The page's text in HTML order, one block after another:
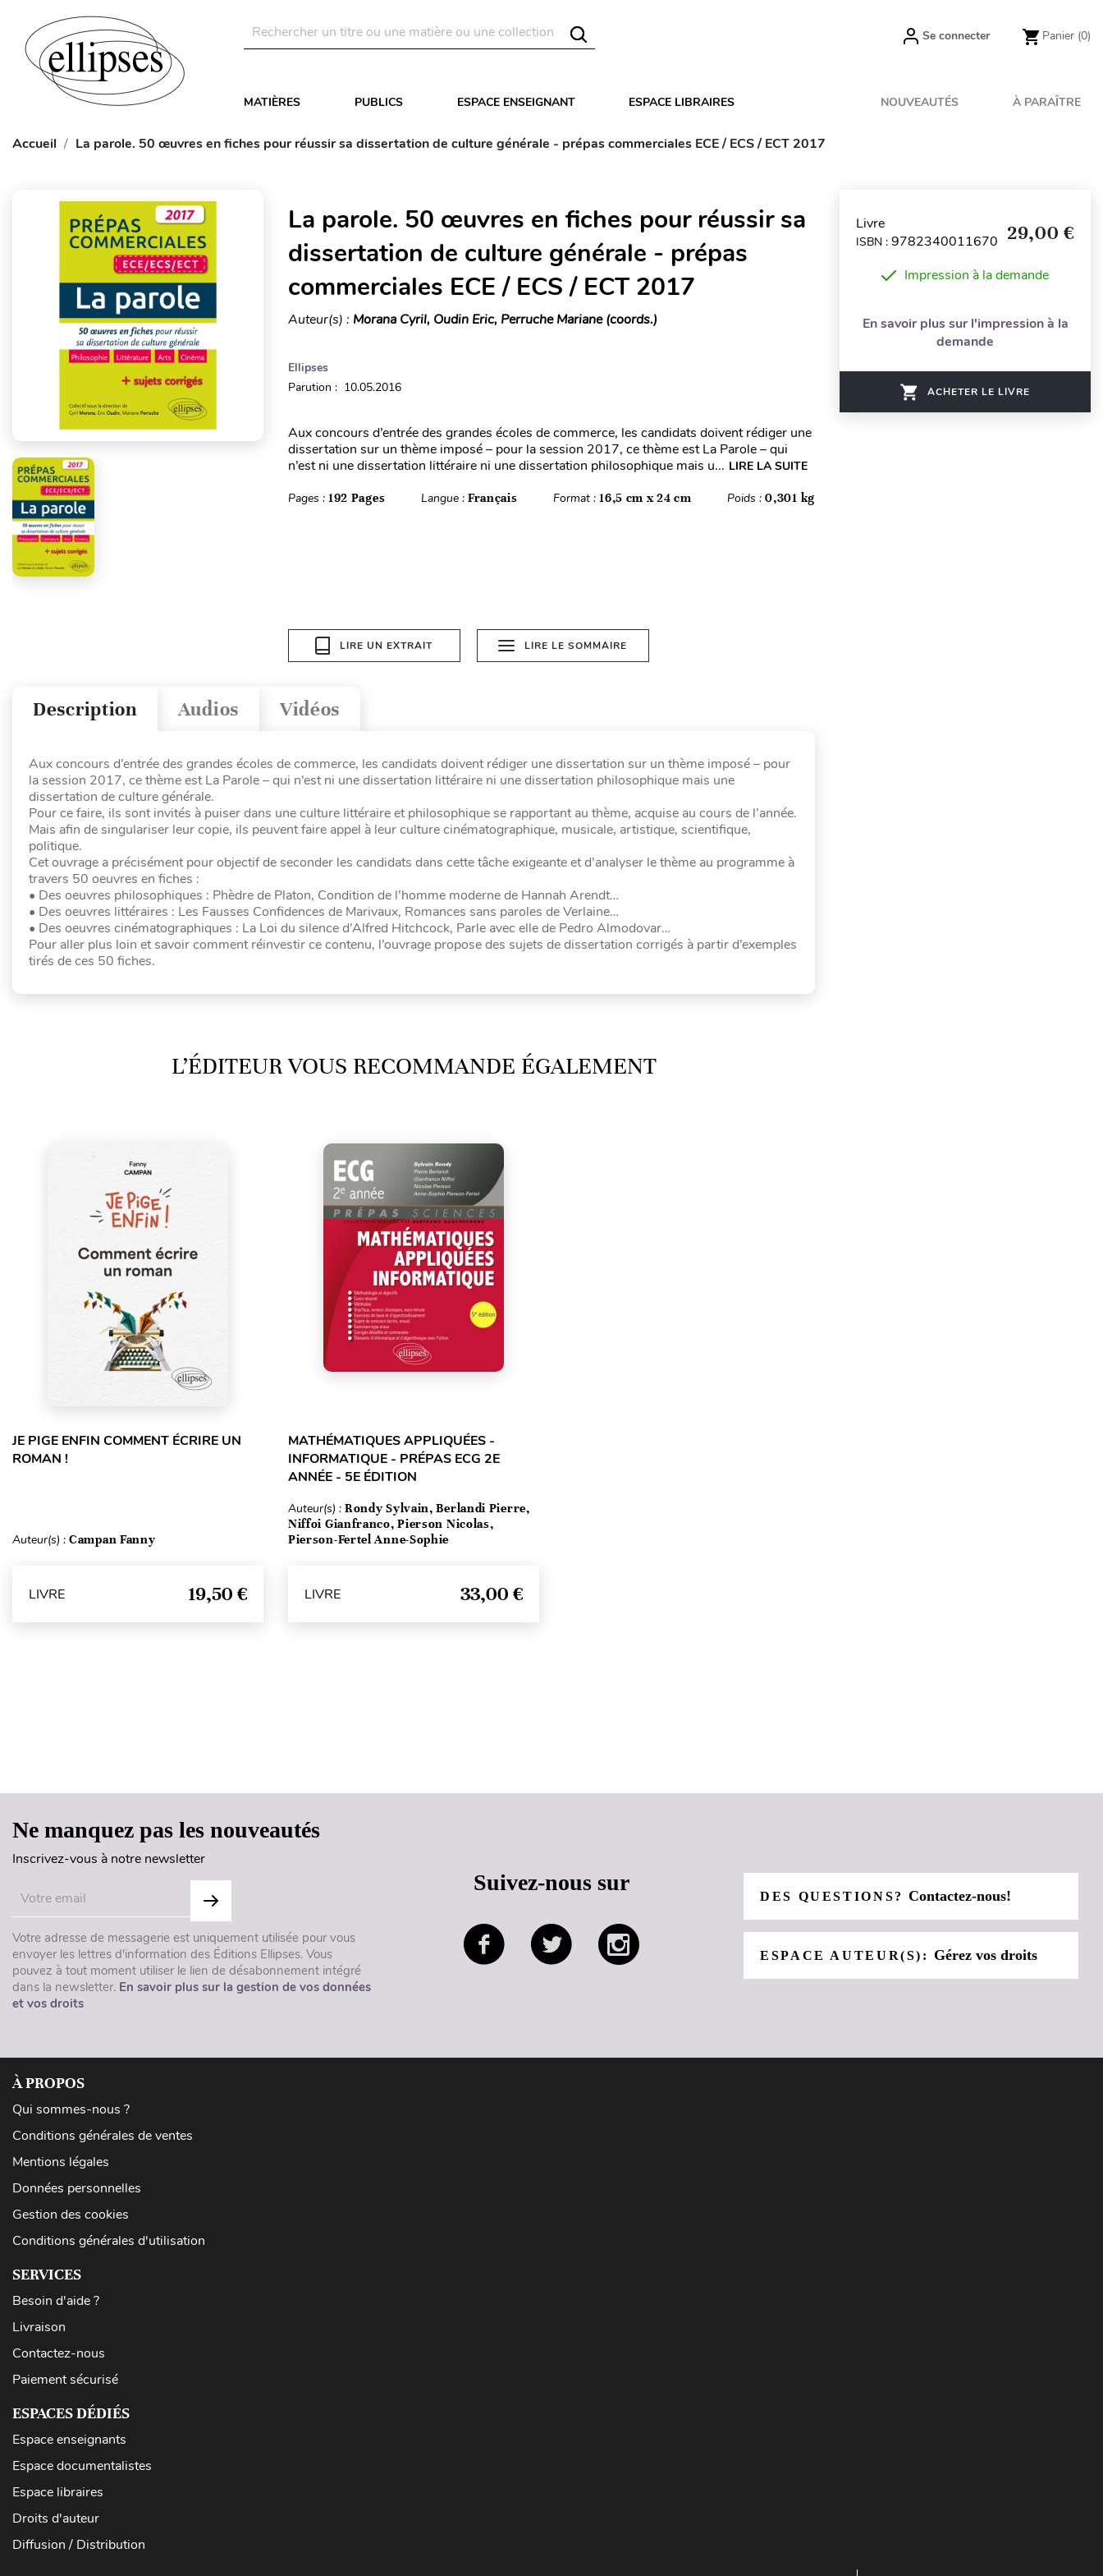
Se connecter Panier (0)
MATIÈRES PUBLICS ESPACE ENSEIGNANT ESPACE LIBRAIRES NOUVEAUTÉS À PARAÎTRE
Accueil La parole. 50 œuvres en fiches pour réussir sa dissertation de culture générale - prépas commerciales ECE / ECS / ECT 2017
La parole. 50 œuvres en fiches pour réussir sa
dissertation de culture générale - prépas
commerciales ECE / ECS / ECT 2017
Auteur(s) : Morana Cyril, Oudin Eric, Perruche Mariane (coords.)
Ellipses
Parution : 10.05.2016
Aux concours d’entrée des grandes écoles de commerce, les candidats doivent rédiger une
dissertation sur un thème imposé – pour la session 2017, ce thème est La Parole – qui
n’est ni une dissertation littéraire ni une dissertation philosophique mais u... LIRE LA SUITE
Pages : 192 Pages Langue : Français Format :16,5 cm x 24 cm Poids :0,301 kg
LIRE UN EXTRAIT LIRE LE SOMMAIRE
Vidéos
Audios
Description
Aux concours d’entrée des grandes écoles de commerce, les candidats doivent rédiger une dissertation sur un thème imposé – pour
la session 2017, ce thème est La Parole – qui n’est ni une dissertation littéraire ni une dissertation philosophique mais une
dissertation de culture générale.
Pour ce faire, ils sont invités à puiser dans une culture littéraire et philosophique se rapportant au thème, acquise au cours de l’année.
Mais afin de singulariser leur copie, ils peuvent faire appel à leur culture cinématographique, musicale, artistique, scientifique,
politique.
Cet ouvrage a précisément pour objectif de seconder les candidats dans cette tâche exigeante et d’analyser le thème au programme à
travers 50 oeuvres en fiches :
• Des oeuvres philosophiques : Phèdre de Platon, Condition de l’homme moderne de Hannah Arendt…
• Des oeuvres littéraires : Les Fausses Confidences de Marivaux, Romances sans paroles de Verlaine…
• Des oeuvres cinématographiques : La Loi du silence d’Alfred Hitchcock, Parle avec elle de Pedro Almodovar…
Pour aller plus loin et savoir comment réinvestir ce contenu, l’ouvrage propose des sujets de dissertation corrigés à partir d’exemples
tirés de ces 50 fiches.
L’ÉDITEUR VOUS RECOMMANDE ÉGALEMENT
JE PIGE ENFIN COMMENT ÉCRIRE UN
ROMAN !
Auteur(s) : Campan Fanny
LIVRE 19,50 €
MATHÉMATIQUES APPLIQUÉES -
INFORMATIQUE - PRÉPAS ECG 2E
ANNÉE - 5E ÉDITION
Auteur(s) : Rondy Sylvain, Berlandi Pierre,
Niffoi Gianfranco, Pierson Nicolas,
Pierson-Fertel Anne-Sophie
LIVRE 33,00 €
Livre
ISBN : 9782340011670 29,00 €
Impression à la demande
En savoir plus sur l'impression à la
demande
ACHETER LE LIVRE
Ne manquez pas les nouveautés
Inscrivez-vous à notre newsletter
Votre adresse de messagerie est uniquement utilisée pour vous
envoyer les lettres d'information des Éditions Ellipses. Vous
pouvez à tout moment utiliser le lien de désabonnement intégré
dans la newsletter. En savoir plus sur la gestion de vos données
et vos droits
Suivez-nous sur
DES QUESTIONS?Contactez-nous!
ESPACE AUTEUR(S): Gérez vos droits
À PROPOS
Qui sommes-nous ?
Conditions générales de ventes
Mentions légales
Données personnelles
Gestion des cookies
Conditions générales d'utilisation
SERVICES
Besoin d'aide ?
Livraison
Contactez-nous
Paiement sécurisé
ESPACES DÉDIÉS
Espace enseignants
Espace documentalistes
Espace libraires
Droits d'auteur
Diffusion / Distribution